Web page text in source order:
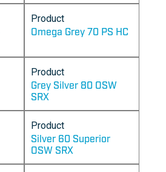
Product
Omega Grey 70 PS HC
Product
Grey Silver 80 OSW
SRX
Product
Silver 60 Superior
OSW SRX